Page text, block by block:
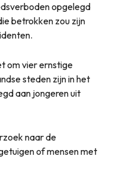
opgelegd
betrokken zou zijn
om vier ernstige
steden zijn in het
aan jongeren uit
naar de
of mensen met